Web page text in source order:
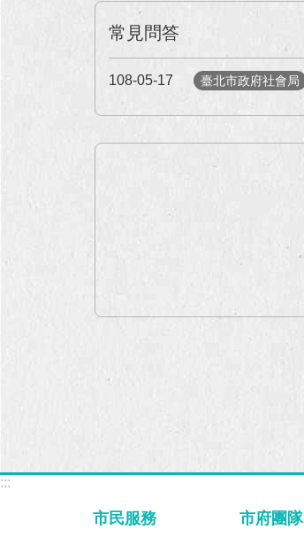
常見問答
108-05-17 臺北市政府社會局
:::
市民服務 市府團隊